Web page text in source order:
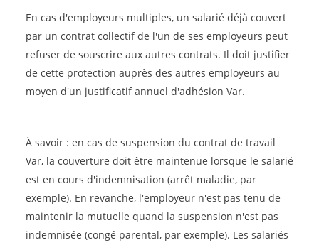
En cas d'employeurs multiples, un salarié déjà couvert
par un contrat collectif de l'un de ses employeurs peut
refuser de souscrire aux autres contrats. Il doit justifier
de cette protection auprès des autres employeurs au
moyen d'un justificatif annuel d'adhésion Var.
À savoir : en cas de suspension du contrat de travail
Var, la couverture doit être maintenue lorsque le salarié
est en cours d'indemnisation (arrêt maladie, par
exemple). En revanche, l'employeur n'est pas tenu de
maintenir la mutuelle quand la suspension n'est pas
indemnisée (congé parental, par exemple). Les salariés